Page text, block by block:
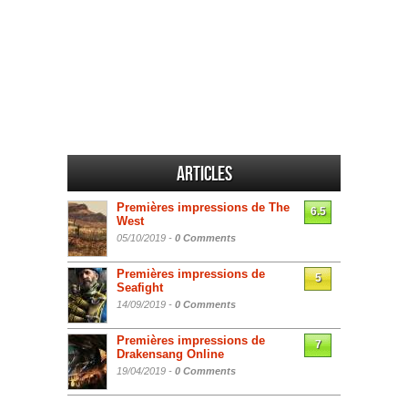
Articles
Premières impressions de The
West
05/10/2019 - 0 Comments
6.5
Premières impressions de
Seafight
14/09/2019 - 0 Comments
5
Premières impressions de
Drakensang Online
19/04/2019 - 0 Comments
7